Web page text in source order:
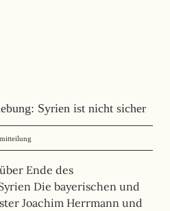
Syrien ist nicht sicher
Ende des
Die bayerischen und
Joachim Herrmann und